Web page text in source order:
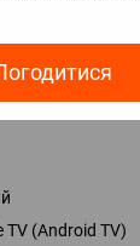
TV (Android TV)